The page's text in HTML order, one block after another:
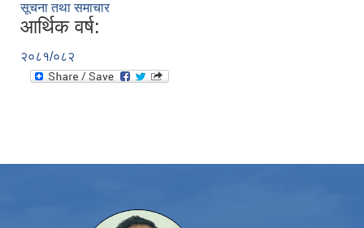
सूचना तथा समाचार
आर्थिक वर्ष:
२०८१/०८२